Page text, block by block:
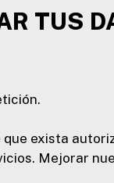
TUS
exista
Mejorar